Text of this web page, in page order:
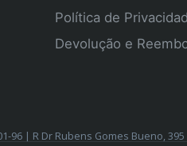
Política de
Devolução e
96 | R Dr Rubens Gomes Bueno,